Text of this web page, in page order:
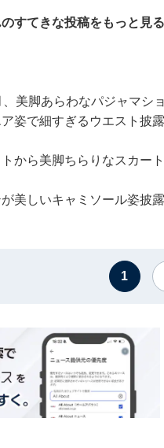
すてきな投稿をもっと見る
美脚あらわなパジャマシ
姿で細すぎるウエスト披
から美脚ちらりなスカー
美しいキャミソール姿披
1